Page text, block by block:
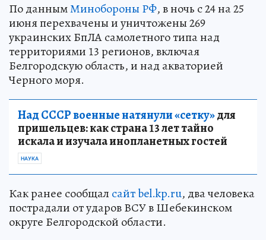
По даннымМинобороны РФ, в ночь с 24 на 25
июня перехвачены и уничтожены 269
украинских БпЛА самолетного типа над
территориями 13 регионов, включая
Белгородскую область, и над акваторией
Черного моря.
Над СССР военные натянули «сетку»для
пришельцев: как страна 13 лет тайно
искала и изучала инопланетных гостей
НАУКА
Как ранее сообщал сайт bel.kp.ru, два человека
пострадали от ударов ВСУ в Шебекинском
округе Белгородской области.